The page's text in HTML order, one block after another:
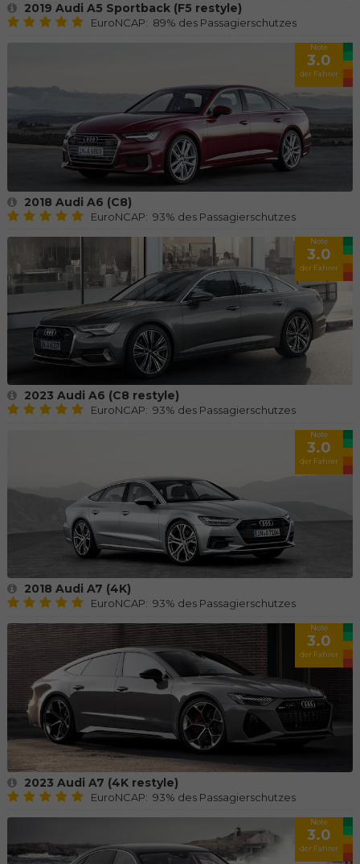
2019 Audi A5 Sportback (F5 restyle)
EuroNCAP: 89% des Passagierschutzes
Note
3.0
der Fahrer
2018 Audi A6 (C8)
EuroNCAP: 93% des Passagierschutzes
Note
3.0
der Fahrer
2023 Audi A6 (C8 restyle)
EuroNCAP: 93% des Passagierschutzes
Note
3.0
der Fahrer
2018 Audi A7 (4K)
EuroNCAP: 93% des Passagierschutzes
Note
3.0
der Fahrer
2023 Audi A7 (4K restyle)
EuroNCAP: 93% des Passagierschutzes
Note
3.0
der Fahrer